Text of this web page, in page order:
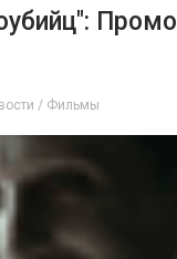
/ Фильмы